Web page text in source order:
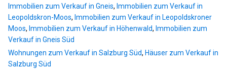
Immobilien zum Verkauf in Gneis, Immobilien zum Verkauf in
Leopoldskron-Moos, Immobilien zum Verkauf in Leopoldskroner
Moos, Immobilien zum Verkauf in Höhenwald, Immobilien zum
Verkauf in Gneis Süd
Wohnungen zum Verkauf in Salzburg Süd, Häuser zum Verkauf in
Salzburg Süd